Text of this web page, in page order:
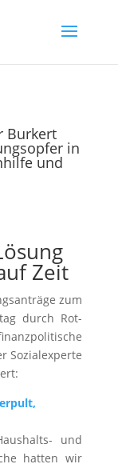
Burkert
in
und
Zeit
zum
durch Rot-
Sozialexperte
und
hatten wir